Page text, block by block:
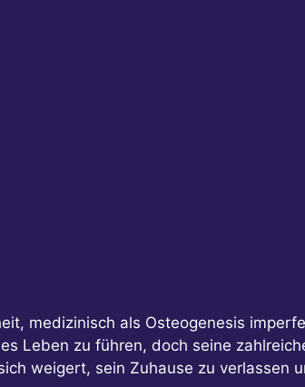
medizinisch als Osteogenesis
Leben zu führen, doch seine
weigert, sein Zuhause zu verlassen